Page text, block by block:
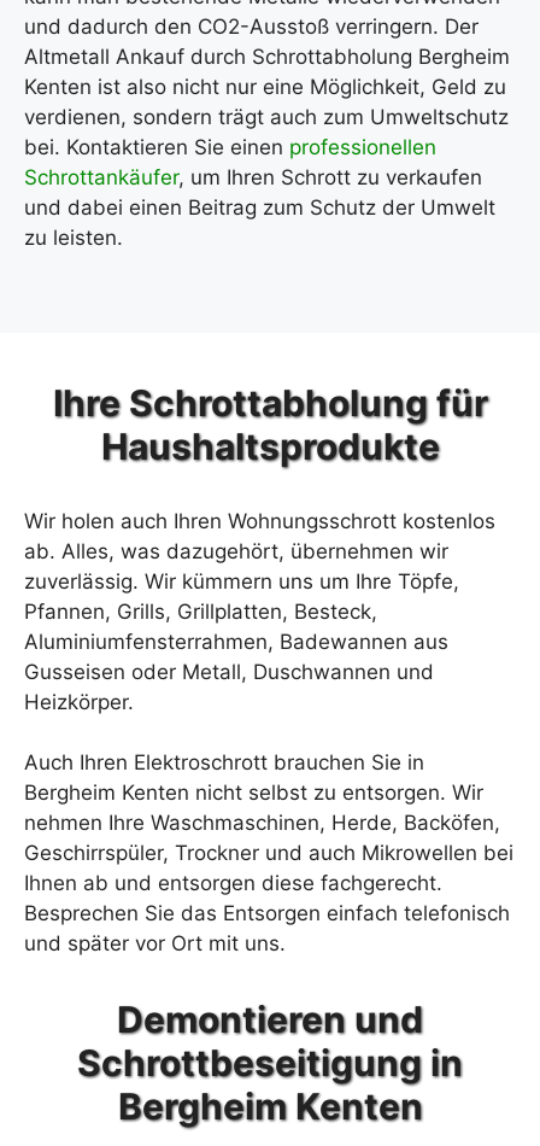
und dadurch den CO2-Ausstoß verringern. Der
Altmetall Ankauf durch Schrottabholung Bergheim
Kenten ist also nicht nur eine Möglichkeit, Geld zu
verdienen, sondern trägt auch zum Umweltschutz
bei. Kontaktieren Sie einen professionellen
Schrottankäufer, um Ihren Schrott zu verkaufen
und dabei einen Beitrag zum Schutz der Umwelt
zu leisten.
Ihre Schrottabholung für
Haushaltsprodukte
Wir holen auch Ihren Wohnungsschrott kostenlos
ab. Alles, was dazugehört, übernehmen wir
zuverlässig. Wir kümmern uns um Ihre Töpfe,
Pfannen, Grills, Grillplatten, Besteck,
Aluminiumfensterrahmen, Badewannen aus
Gusseisen oder Metall, Duschwannen und
Heizkörper.
Auch Ihren Elektroschrott brauchen Sie in
Bergheim Kenten nicht selbst zu entsorgen. Wir
nehmen Ihre Waschmaschinen, Herde, Backöfen,
Geschirrspüler, Trockner und auch Mikrowellen bei
Ihnen ab und entsorgen diese fachgerecht.
Besprechen Sie das Entsorgen einfach telefonisch
und später vor Ort mit uns.
Demontieren und
Schrottbeseitigung in
Bergheim Kenten